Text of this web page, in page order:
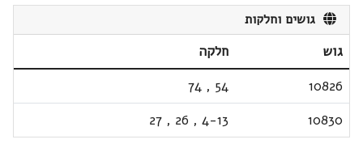
גושים וחלקות
גוש
חלקה
10826
54
,
74
10830
4-13
,
26
,
27